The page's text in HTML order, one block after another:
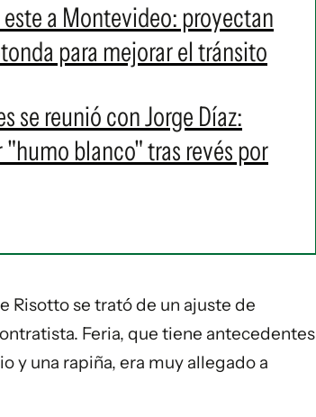
a Montevideo: proyectan
para mejorar el tránsito
se reunió con Jorge Díaz:
blanco" tras revés por
Risotto se trató de un ajuste de
Feria, que tiene antecedentes
y una rapiña, era muy allegado a